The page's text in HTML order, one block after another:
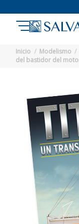
Inicio Modelismo
del bastidor del